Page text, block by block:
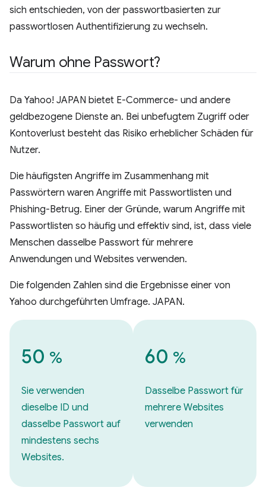
sich entschieden, von der passwortbasierten zur
passwortlosen Authentifizierung zu wechseln.
Warum ohne Passwort?
Da Yahoo! JAPAN bietet E-Commerce- und andere
geldbezogene Dienste an. Bei unbefugtem Zugriff oder
Kontoverlust besteht das Risiko erheblicher Schäden für
Nutzer.
Die häufigsten Angriffe im Zusammenhang mit
Passwörtern waren Angriffe mit Passwortlisten und
Phishing-Betrug. Einer der Gründe, warum Angriffe mit
Passwortlisten so häufig und effektiv sind, ist, dass viele
Menschen dasselbe Passwort für mehrere
Anwendungen und Websites verwenden.
Die folgenden Zahlen sind die Ergebnisse einer von
Yahoo durchgeführten Umfrage. JAPAN.
50 %
Sie verwenden
dieselbe ID und
dasselbe Passwort auf
mindestens sechs
Websites.
60 %
Dasselbe Passwort für
mehrere Websites
verwenden